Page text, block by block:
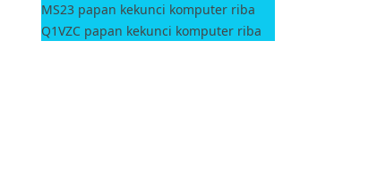
MS23 papan kekunci komputer riba
Q1VZC papan kekunci komputer riba